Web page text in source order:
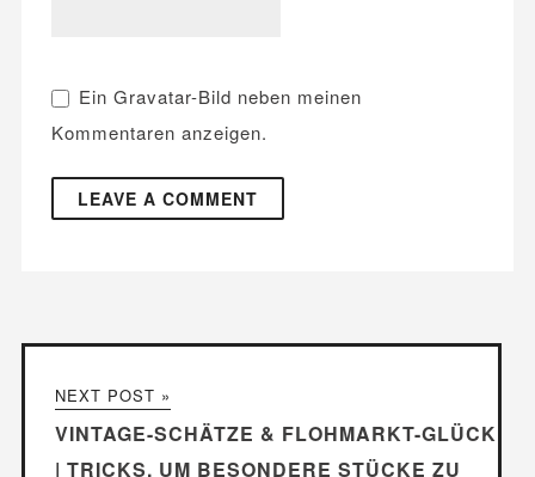
Ein Gravatar-Bild neben meinen
Kommentaren anzeigen.
NEXT POST »
VINTAGE-SCHÄTZE & FLOHMARKT-GLÜCK
| TRICKS, UM BESONDERE STÜCKE ZU